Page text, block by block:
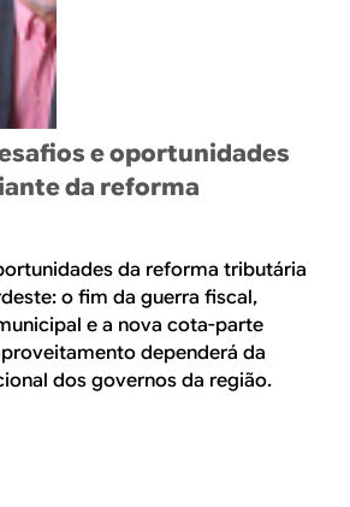
e oportunidades
da reforma
da reforma tributária
o fim da guerra fiscal,
e a nova cota-parte
dependerá da
dos governos da região.